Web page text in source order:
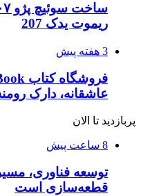
ریموت یدک 207
3 هفته پیش
عاشقانه، دارک
پربازدید تا الان
8 ساعت پیش
توسعه فناوری،
قطعه‌سازی است